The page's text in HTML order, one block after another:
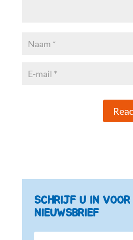
SCHRIJF U IN VOOR
NIEUWSBRIEF